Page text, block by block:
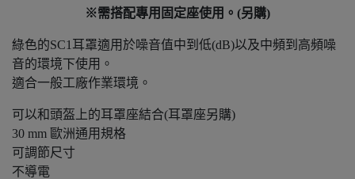
※需搭配專用固定座使用。​(另購)
綠色的SC1耳罩適用於噪音值中到低(dB)以及中頻到高頻噪
音的環境下使用。
​適合一般工廠作業環境。
​可以和頭盔上的耳罩座結合(耳罩座另購)
30 mm 歐洲通用規格
可調節尺寸
不導電